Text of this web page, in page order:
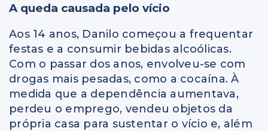
A queda causada pelo vício
Aos 14 anos, Danilo começou a frequentar
festas e a consumir bebidas alcoólicas.
Com o passar dos anos, envolveu-se com
drogas mais pesadas, como a cocaína. À
medida que a dependência aumentava,
perdeu o emprego, vendeu objetos da
própria casa para sustentar o vício e, além